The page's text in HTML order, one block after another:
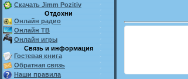
Скачать Jimm Pozitiv
Отдохни
Онлайн радио
Онлайн ТВ
Онлайн игры
Связь и информация
Гостевая книга
Обратная связь
Наши правила